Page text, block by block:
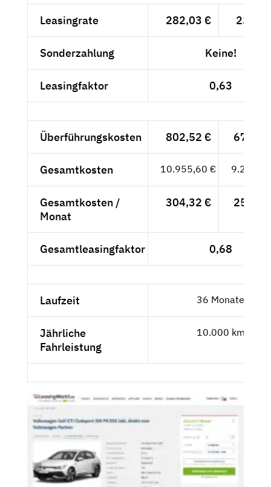
Leasingrate 282,03 € 237,--
Sonderzahlung Keine!
Leasingfaktor 0,63
Überführungskosten 802,52 €
Gesamtkosten 10.955,60 €
Gesamtkosten /
Monat
304,32 €
Gesamtleasingfaktor 0,68
Laufzeit 36 Monate
Jährliche
Fahrleistung
10.000 km